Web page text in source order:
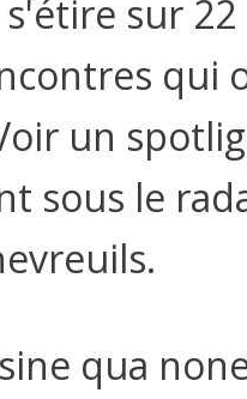
sur
qui
un
sous le
qua